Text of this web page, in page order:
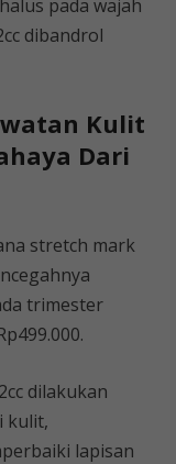
pada wajah
dibandrol
Kulit
Dari
stretch mark
trimester
dilakukan
kulit,
lapisan